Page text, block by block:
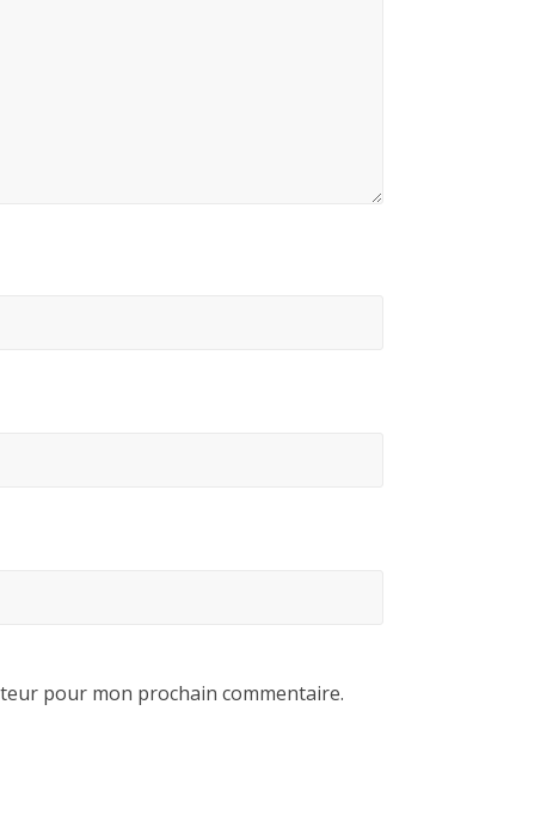
pour mon prochain commentaire.